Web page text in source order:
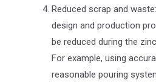
Reduced scrap and
design and production
be reduced during the
For example, using
reasonable pouring